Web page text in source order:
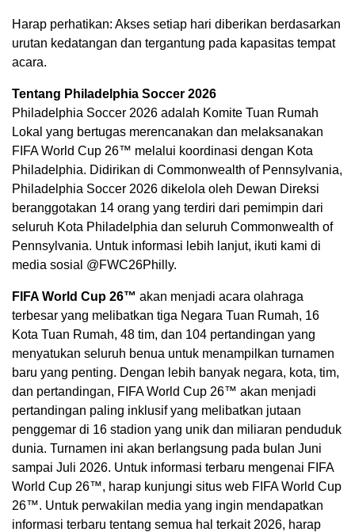
Harap perhatikan: Akses setiap hari diberikan berdasarkan
urutan kedatangan dan tergantung pada kapasitas tempat
acara.
Tentang Philadelphia Soccer 2026
Philadelphia Soccer 2026 adalah Komite Tuan Rumah
Lokal yang bertugas merencanakan dan melaksanakan
FIFA World Cup 26™ melalui koordinasi dengan Kota
Philadelphia. Didirikan di Commonwealth of Pennsylvania,
Philadelphia Soccer 2026 dikelola oleh Dewan Direksi
beranggotakan 14 orang yang terdiri dari pemimpin dari
seluruh Kota Philadelphia dan seluruh Commonwealth of
Pennsylvania. Untuk informasi lebih lanjut, ikuti kami di
media sosial @FWC26Philly.
FIFA World Cup 26™ akan menjadi acara olahraga
terbesar yang melibatkan tiga Negara Tuan Rumah, 16
Kota Tuan Rumah, 48 tim, dan 104 pertandingan yang
menyatukan seluruh benua untuk menampilkan turnamen
baru yang penting. Dengan lebih banyak negara, kota, tim,
dan pertandingan, FIFA World Cup 26™ akan menjadi
pertandingan paling inklusif yang melibatkan jutaan
penggemar di 16 stadion yang unik dan miliaran penduduk
dunia. Turnamen ini akan berlangsung pada bulan Juni
sampai Juli 2026. Untuk informasi terbaru mengenai FIFA
World Cup 26™, harap kunjungi situs web FIFA World Cup
26™. Untuk perwakilan media yang ingin mendapatkan
informasi terbaru tentang semua hal terkait 2026, harap